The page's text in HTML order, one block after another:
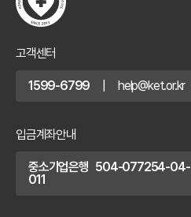
고객센터
1599-6799 help@ket.or.kr
입금계좌안내
중소기업은행 504-077254-04-
011